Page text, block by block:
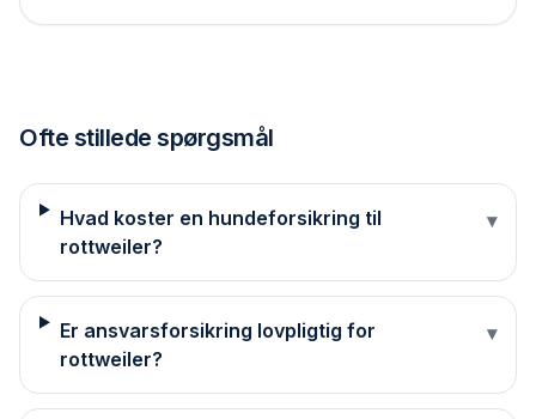
Ofte stillede spørgsmål
Hvad koster en hundeforsikring til
rottweiler?
▾
Er ansvarsforsikring lovpligtig for
rottweiler?
▾